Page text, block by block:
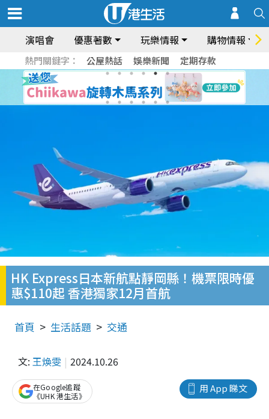
演唱會 優惠著數 玩樂情報 購物情報
熱門關鍵字： 公屋熱話 娛樂新聞 定期存款
HK Express日本新航點靜岡縣！機票限時優
惠$110起 香港獨家12月首航
首頁 生活話題 交通
文: 王煥雯 2024.10.26
用 App 睇文
在Google追蹤
《UHK 港生活》